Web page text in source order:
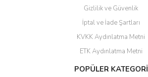
ahmet yiğit | 29/04/2026
Aldığım ürün kapalı kutu teslim
edildi. Teşekkür ederim.
Gizlilik ve Güvenlik
İptal ve İade Şartları
KVKK Aydınlatma Metni
ETK Aydınlatma Metni
POPÜLER KATEGORİ